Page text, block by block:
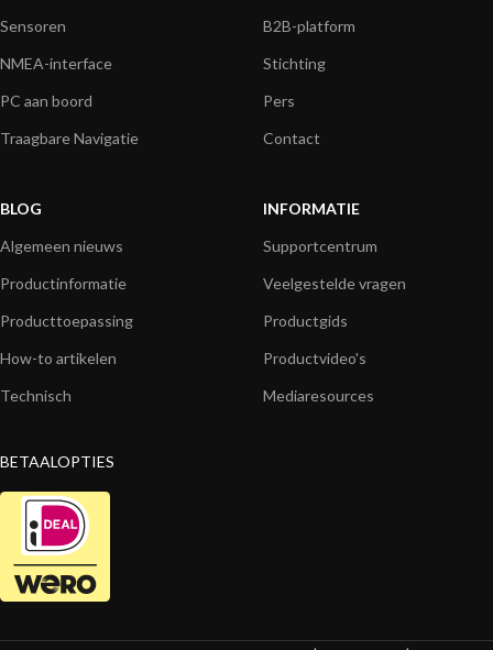
Sensoren
NMEA-interface
PC aan boord
Traagbare Navigatie
B2B-platform
Stichting
Pers
Contact
BLOG
Algemeen nieuws
Productinformatie
Producttoepassing
How-to artikelen
Technisch
INFORMATIE
Supportcentrum
Veelgestelde vragen
Productgids
Productvideo's
Mediaresources
BETAALOPTIES